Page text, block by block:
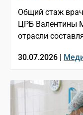
Общий стаж
ЦРБ Валентины
отрасли
30.07.2026 |